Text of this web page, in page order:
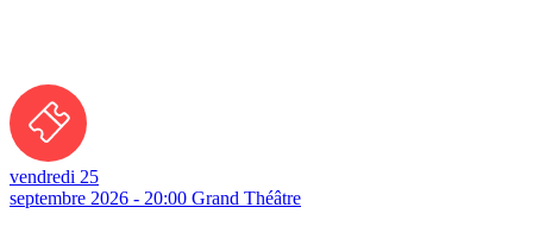
vendredi 25
septembre 2026 - 20:00 Grand Théâtre